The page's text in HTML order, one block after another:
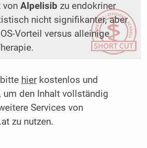
von Alpelisib zu endokriner
nicht signifikanter, aber
Vorteil versus alleinige
hierkostenlos und
um den Inhalt vollständig
Services von
zu nutzen.